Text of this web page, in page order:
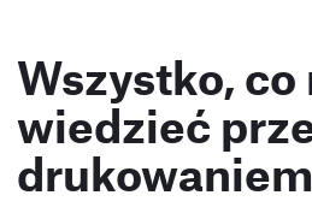
Wszystko, co
wiedzieć
drukowaniem